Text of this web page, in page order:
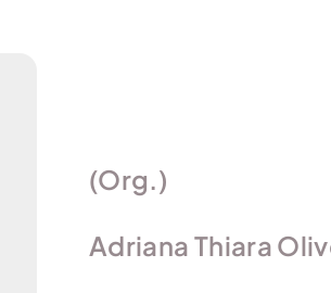
(Org.)
Adriana Thiara